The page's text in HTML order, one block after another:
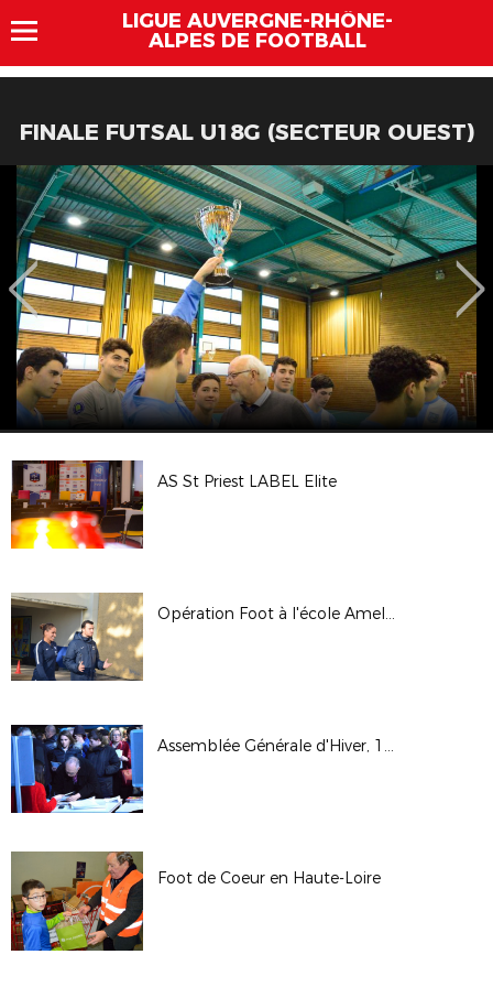
LIGUE AUVERGNE-RHÔNE-
ALPES DE FOOTBALL
FINALE FUTSAL U18G (SECTEUR OUEST)
AS St Priest LABEL Elite
Opération Foot à l'école Amel MAJRI
Assemblée Générale d'Hiver, 15 décembre 2018 à Lyon
Foot de Coeur en Haute-Loire